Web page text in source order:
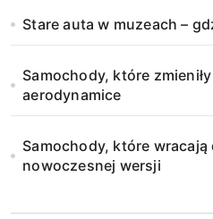
Stare auta w muzeach –
Samochody, które
aerodynamice
Samochody, które
nowoczesnej wersji